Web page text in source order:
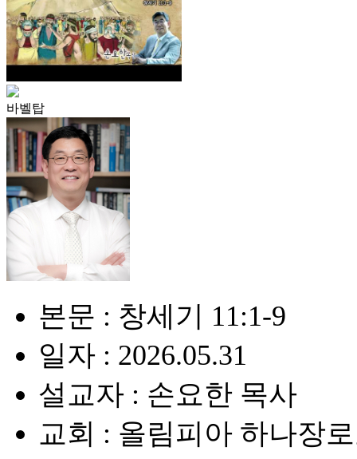
바벨탑
본문 : 창세기 11:1-9
일자 : 2026.05.31
설교자 : 손요한 목사
교회 : 올림피아 하나장